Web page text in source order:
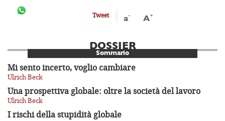
Tweet a- A+
DOSSIER
Sommario
Mi sento incerto, voglio cambiare
Ulrich Beck
Una prospettiva globale: oltre la società del lavoro
Ulrich Beck
I rischi della stupidità globale